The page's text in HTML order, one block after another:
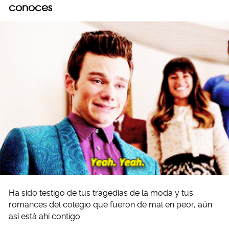
conoces
Ha sido testigo de tus tragedias de la moda y tus
romances del colegio que fueron de mal en peor, aún
así está ahí contigo.